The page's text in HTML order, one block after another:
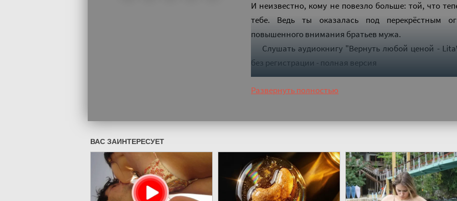
И неизвестно, кому не повезло больше: той, что
тебе. Ведь ты оказалась под перекрёстным
повышенного внимания братьев мужа.
Слушать аудиокнигу "Вернуть любой ценой -
без регистрации - полная версия
Развернуть полностью